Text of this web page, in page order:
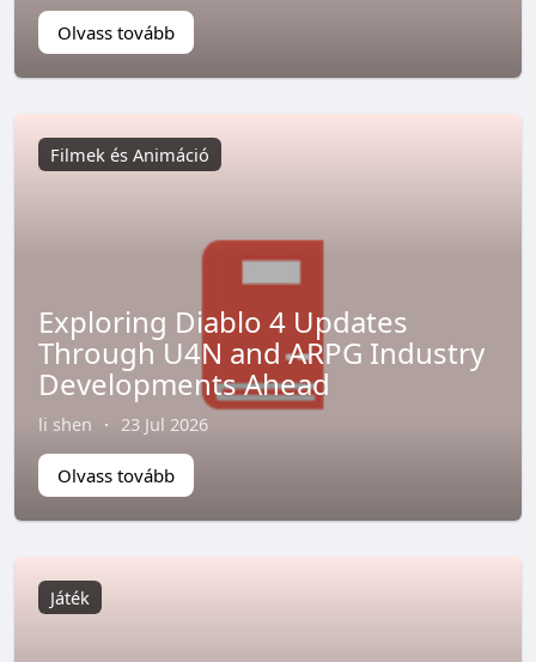
Olvass tovább
Filmek és Animáció
Exploring Diablo 4 Updates
Through U4N and ARPG Industry
Developments Ahead
li shen · 23 Jul 2026
Olvass tovább
Játék